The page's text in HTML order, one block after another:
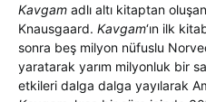
Kavgam adlı altı kitaptan
Knausgaard. Kavgam‘ın ilk
sonra beş milyon nüfuslu
yaratarak yarım milyonluk bir
etkileri dalga dalga yayılarak